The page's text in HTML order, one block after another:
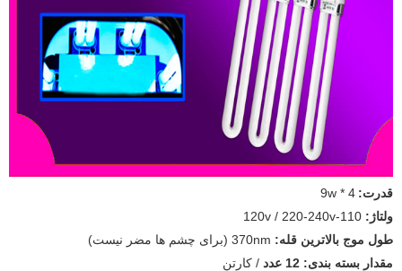
قدرت: 4 * 9w
ولتاژ:
طول موج بالاترین قله:
مقدار بسته بندی: 12 عدد
/ کارتن